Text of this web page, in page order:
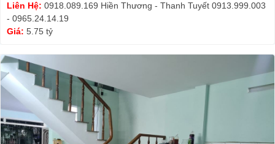
Liên Hệ: 0918.089.169 Hiền Thương - Thanh Tuyết 0913.999.003
- 0965.24.14.19
Giá: 5.75 tỷ